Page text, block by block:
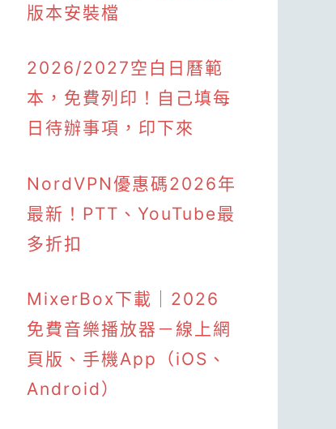
版本安裝檔
2026/2027空白日曆範
本，免費列印！自己填每
日待辦事項，印下來
NordVPN優惠碼2026年
最新！PTT、YouTube最
多折扣
MixerBox下載｜2026
免費音樂播放器－線上網
頁版、手機App（iOS、
Android）